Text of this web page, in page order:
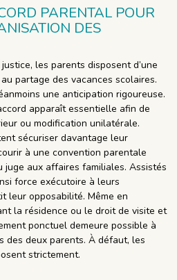
PARENTAL POUR
DES
les parents disposent d’une
partage des vacances scolaires.
une anticipation rigoureuse.
apparaît essentielle afin de
ou modification unilatérale.
sécuriser davantage leur
à une convention parentale
juge aux affaires familiales. Assistés
force exécutoire à leurs
leur opposabilité. Même en
la résidence ou le droit de visite et
ponctuel demeure possible à
des deux parents. À défaut, les
strictement.